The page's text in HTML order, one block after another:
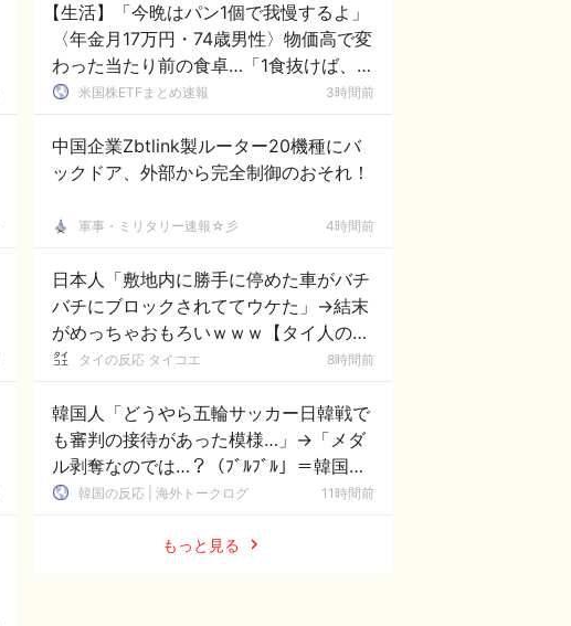
【生活】「今晩はパン1個で我慢するよ」
〈年金月17万円・74歳男性〉物価高で変
わった当たり前の食卓…「1食抜けば、数
百円は使わずに済む」
米国株ETFまとめ速報 3時間前
中国企業Zbtlink製ルーター20機種にバ
ックドア、外部から完全制御のおそれ！
軍事・ミリタリー速報☆彡 4時間前
日本人「敷地内に勝手に停めた車がバチ
バチにブロックされててウケた」→結末
がめっちゃおもろいｗｗｗ【タイ人の反
応】タイの反応 タイコエ 8時間前
韓国人「どうやら五輪サッカー日韓戦で
も審判の接待があった模様…」→「メダ
ル剥奪なのでは…？（ﾌﾞﾙﾌﾞﾙ」＝韓国の
反応韓国の反応 | 海外トークログ 11時間前
もっと見る